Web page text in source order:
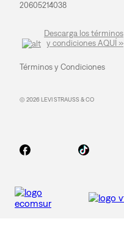
20605214038
Descarga los términos
y condiciones AQUÍ »
Términos y Condiciones
© 2026 LEVI STRAUSS & CO